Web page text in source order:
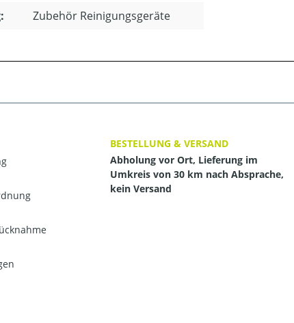
Zubehör Reinigungsgeräte
BESTELLUNG & VERSAND
Abholung vor Ort, Lieferung im
Umkreis von 30 km nach Absprache,
kein Versand